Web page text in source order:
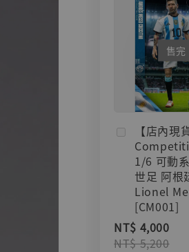
售完
【店內現
1/6 可動
世足 阿根
Lionel
[CM001]
NT$ 4,000
NT$ 5,200